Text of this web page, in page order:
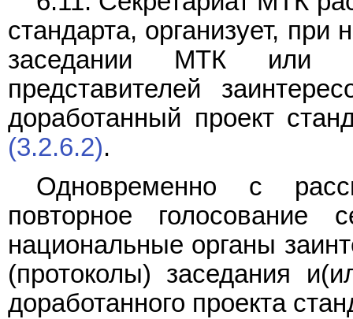
стандарта, организует,
заседании МТК или
представителей
доработанный проект
(3.2.6.2).
Одновременно с
повторное голосование
национальные органы
(протоколы) заседания
доработанного проекта